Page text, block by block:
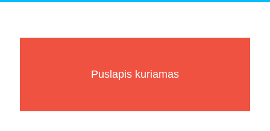
Puslapis kuriamas